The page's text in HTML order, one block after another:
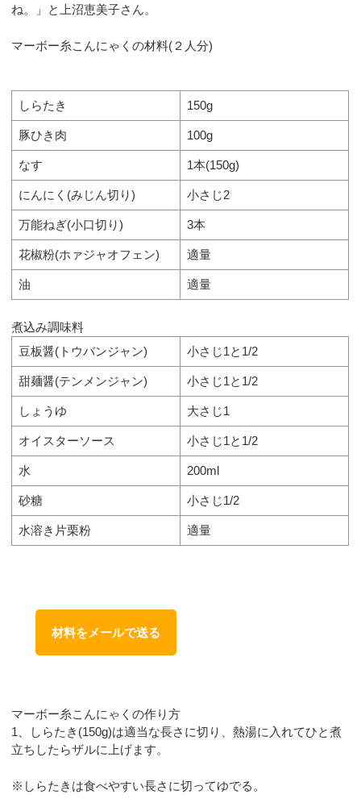
ね。」と上沼恵美子さん。
マーボー糸こんにゃくの材料(２人分)
しらたき 150g
豚ひき肉 100g
なす 1本(150g)
にんにく(みじん切り) 小さじ2
万能ねぎ(小口切り) 3本
花椒粉(ホァジャオフェン) 適量
油 適量
煮込み調味料
豆板醤(トウバンジャン)
小さじ1と1/2
甜麺醤(テンメンジャン) 小さじ1と1/2
しょうゆ 大さじ1
オイスターソース 小さじ1と1/2
水 200ml
砂糖 小さじ1/2
水溶き片栗粉 適量
材料をメールで送る
マーボー糸こんにゃくの作り方
1、しらたき(150g)は適当な長さに切り、熱湯に入れてひと煮
立ちしたらザルに上げます。
※しらたきは食べやすい長さに切ってゆでる。